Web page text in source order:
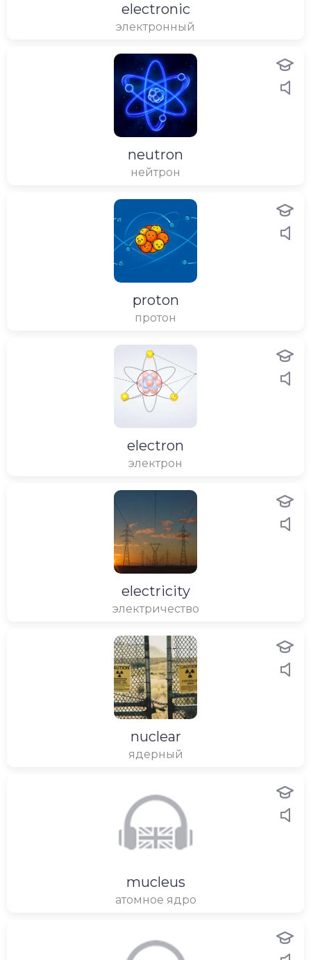
electronic
электронный
neutron
нейтрон
proton
протон
electron
электрон
electricity
электричество
nuclear
ядерный
mucleus
атомное ядро